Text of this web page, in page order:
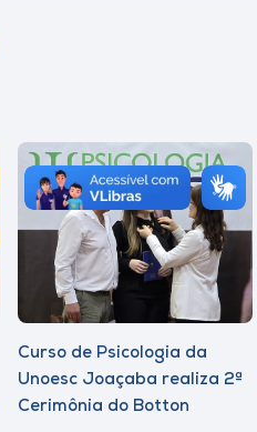
Curso de Psicologia da
Unoesc Joaçaba realiza 2ª
Cerimônia do Botton